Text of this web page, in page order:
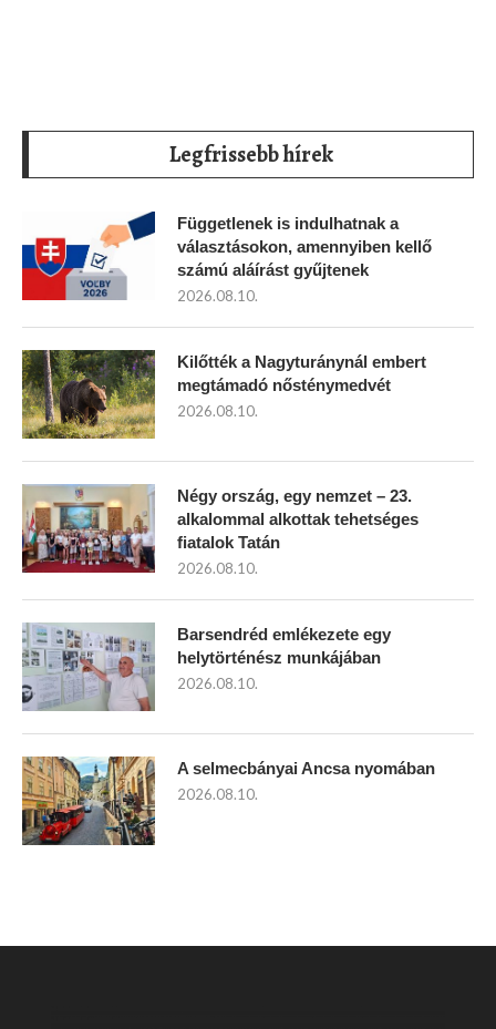
Legfrissebb hírek
Függetlenek is indulhatnak a
választásokon, amennyiben kellő
számú aláírást gyűjtenek
2026.08.10.
Kilőtték a Nagyturánynál embert
megtámadó nősténymedvét
2026.08.10.
Négy ország, egy nemzet – 23.
alkalommal alkottak tehetséges
fiatalok Tatán
2026.08.10.
Barsendréd emlékezete egy
helytörténész munkájában
2026.08.10.
A selmecbányai Ancsa nyomában
2026.08.10.